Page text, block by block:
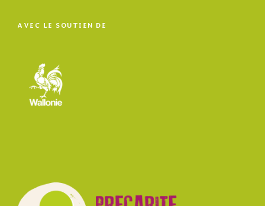
AVEC LE SOUTIEN DE